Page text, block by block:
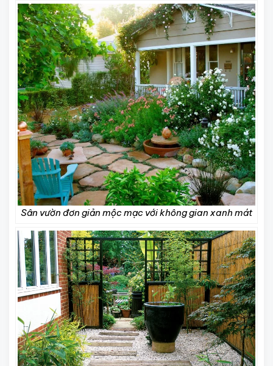
Sân vườn đơn giản mộc mạc với không gian xanh mát